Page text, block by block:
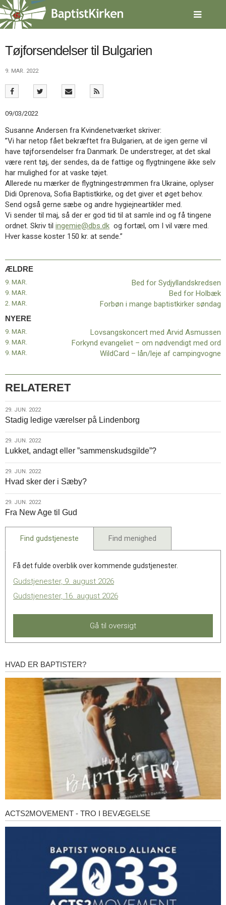
Spring
menu
over
gå
indhold Vend
forsiden
1.0:
Forside
3.0:
Kalender
4.0:
Inspiration
5.0:
Værktøjskassen
6.0:
Mission
7.0:
Om
BaptistKirken
8.0:
Kontakt
9.0:
Forside
10.0:
Nyheder
11.0:
Kalender
Mission
15.0:
Om
BaptistKirken
16.0:
Kontakt
indlæg:
Lovsangskoncert
med
Arvid
indlæg:
Bed
Sydjyllandskredsen
Tøjforsendelser til Bulgarien
9. MAR. 2022
09/03/2022
Susanne Andersen fra Kvindenetværket skriver:
”Vi har netop fået bekræftet fra Bulgarien, at de igen gerne vil
have tøjforsendelser fra Danmark. De understreger, at det skal
være rent tøj, der sendes, da de fattige og flygtningene ikke selv
har mulighed for at vaske tøjet.
Allerede nu mærker de flygtningestrømmen fra Ukraine, oplyser
Didi Oprenova, Sofia Baptistkirke, og det giver et øget behov.
Send også gerne sæbe og andre hygiejneartikler med.
Vi sender til maj, så der er god tid til at samle ind og få tingene
ordnet. Skriv til ingemie@dbs.dk og fortæl, om I vil være med.
Hver kasse koster 150 kr. at sende.”
ÆLDRE
9. MAR. Bed for Sydjyllandskredsen
9. MAR. Bed for Holbæk
2. MAR. Forbøn i mange baptistkirker søndag
NYERE
Lovsangskoncert med Arvid Asmussen
9. MAR.
Forkynd evangeliet – om nødvendigt med ord
9. MAR.
WildCard – lån/leje af campingvogne
9. MAR.
RELATERET
29.
jun.
2022
29. JUN. 2022
Stadig ledige værelser på Lindenborg
29.
jun.
2022
29. JUN. 2022
Lukket, andagt eller ”sammenskudsgilde”?
29.
jun.
2022
29. JUN. 2022
Hvad sker der i Sæby?
29.
jun.
2022
29. JUN. 2022
Fra New Age til Gud
Find gudstjeneste Find menighed
Få det fulde overblik over kommende gudstjenester.
Gudstjenester, 9. august 2026
Gudstjenester, 16. august 2026
Gå til oversigt
Hvad
HVAD ER BAPTISTER?
Acts2Movement
ACTS2MOVEMENT - TRO I BEVÆGELSE